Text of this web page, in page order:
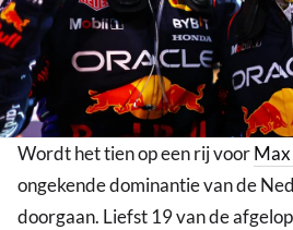
Wordt het tien op een rij voor
ongekende dominantie van de
doorgaan. Liefst 19 van de